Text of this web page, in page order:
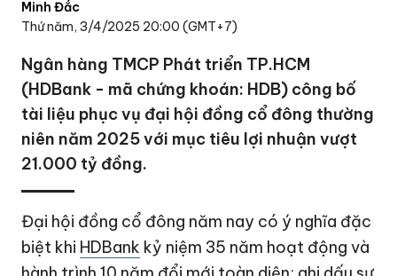
Minh Đắc
Thứ năm, 3/4/2025 20:00 (GMT+7)
Ngân hàng TMCP Phát triển TP.HCM
(HDBank - mã chứng khoán: HDB) công bố
tài liệu phục vụ đại hội đồng cổ đông thường
niên năm 2025 với mục tiêu lợi nhuận vượt
21.000 tỷ đồng.
Đại hội đồng cổ đông năm nay có ý nghĩa đặc
biệt khi HDBank kỷ niệm 35 năm hoạt động và